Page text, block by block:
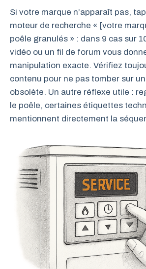
Si votre marque n’apparaît pas,
moteur de recherche « [votre
poêle granulés » : dans 9 cas sur
vidéo ou un fil de forum vous
manipulation exacte. Vérifiez
contenu pour ne pas tomber sur
obsolète. Un autre réflexe utile :
le poêle, certaines étiquettes
mentionnent directement la